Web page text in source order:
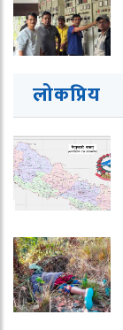
लोकप्रिय